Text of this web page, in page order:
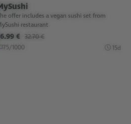
offer includes a vegan sushi set from
restaurant
€ 32.70 €
75/1000
15d